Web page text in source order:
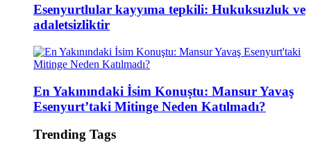
Esenyurtlular kayyıma tepkili: Hukuksuzluk ve
adaletsizliktir
En Yakınındaki İsim Konuştu: Mansur Yavaş
Esenyurt’taki Mitinge Neden Katılmadı?
Trending Tags